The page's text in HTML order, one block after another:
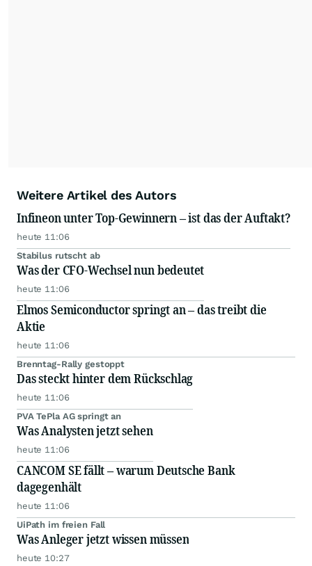
Weitere Artikel des Autors
Infineon unter Top-Gewinnern – ist das der Auftakt?
heute 11:06
Stabilus rutscht ab
Was der CFO-Wechsel nun bedeutet
heute 11:06
Elmos Semiconductor springt an – das treibt die
Aktie
heute 11:06
Brenntag-Rally gestoppt
Das steckt hinter dem Rückschlag
heute 11:06
PVA TePla AG springt an
Was Analysten jetzt sehen
heute 11:06
CANCOM SE fällt – warum Deutsche Bank
dagegenhält
heute 11:06
UiPath im freien Fall
Was Anleger jetzt wissen müssen
heute 10:27